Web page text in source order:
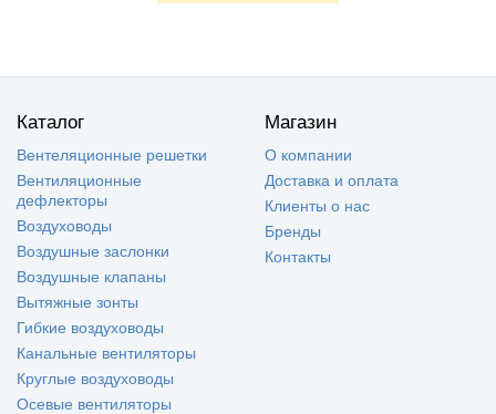
Каталог
Вентеляционные решетки
Вентиляционные
дефлекторы
Воздуховоды
Воздушные заслонки
Воздушные клапаны
Вытяжные зонты
Гибкие воздуховоды
Канальные вентиляторы
Круглые воздуховоды
Осевые вентиляторы
Магазин
О компании
Доставка и оплата
Клиенты о нас
Бренды
Контакты